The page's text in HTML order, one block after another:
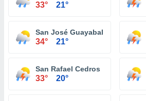
33° 21°
San José Guayabal
34° 21°
San Rafael Cedros
33° 20°